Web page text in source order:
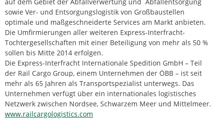
sowie Ver- und Entsorgungslogistik von Großbaustellen
optimale und maßgeschneiderte Services am Markt anbieten.
Die Umfirmierungen aller weiteren Express-Interfracht-
Tochtergesellschaften mit einer Beteiligung von mehr als 50 %
sollen bis Mitte 2014 erfolgen.
Die Express-Interfracht Internationale Spedition GmbH – Teil
der Rail Cargo Group, einem Unternehmen der ÖBB – ist seit
mehr als 65 Jahren als Transportspezialist unterwegs. Das
Unternehmen verfügt über ein internationales logistisches
Netzwerk zwischen Nordsee, Schwarzem Meer und Mittelmeer.
www.railcargologistics.com